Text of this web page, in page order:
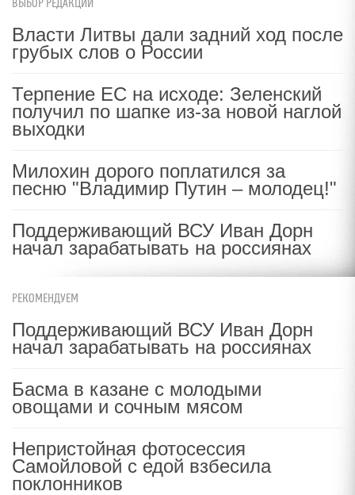
ВЫБОР РЕДАКЦИИ
Власти Литвы дали задний ход после
грубых слов о России
Терпение ЕС на исходе: Зеленский
получил по шапке из-за новой наглой
выходки
Милохин дорого поплатился за
песню "Владимир Путин – молодец!"
Поддерживающий ВСУ Иван Дорн
начал зарабатывать на россиянах
РЕКОМЕНДУЕМ
Поддерживающий ВСУ Иван Дорн
начал зарабатывать на россиянах
Басма в казане с молодыми
овощами и сочным мясом
Непристойная фотосессия
Самойловой с едой взбесила
поклонников